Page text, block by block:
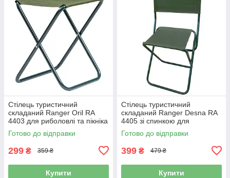
Стілець туристичний
складаний Ranger Oril RA
4403 для риболовлі та пікніка
Готово до відправки
299 ₴ 359 ₴
Купити
Стілець туристичний
складаний Ranger Desna RA
4405 зі спинкою для
риболовлі та кемпінгу
Готово до відправки
399 ₴ 479 ₴
Купити